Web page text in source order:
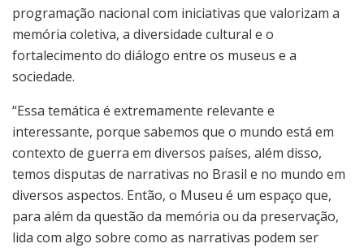
programação nacional com iniciativas que valorizam a
memória coletiva, a diversidade cultural e o
fortalecimento do diálogo entre os museus e a
sociedade.
“Essa temática é extremamente relevante e
interessante, porque sabemos que o mundo está em
contexto de guerra em diversos países, além disso,
temos disputas de narrativas no Brasil e no mundo em
diversos aspectos. Então, o Museu é um espaço que,
para além da questão da memória ou da preservação,
lida com algo sobre como as narrativas podem ser